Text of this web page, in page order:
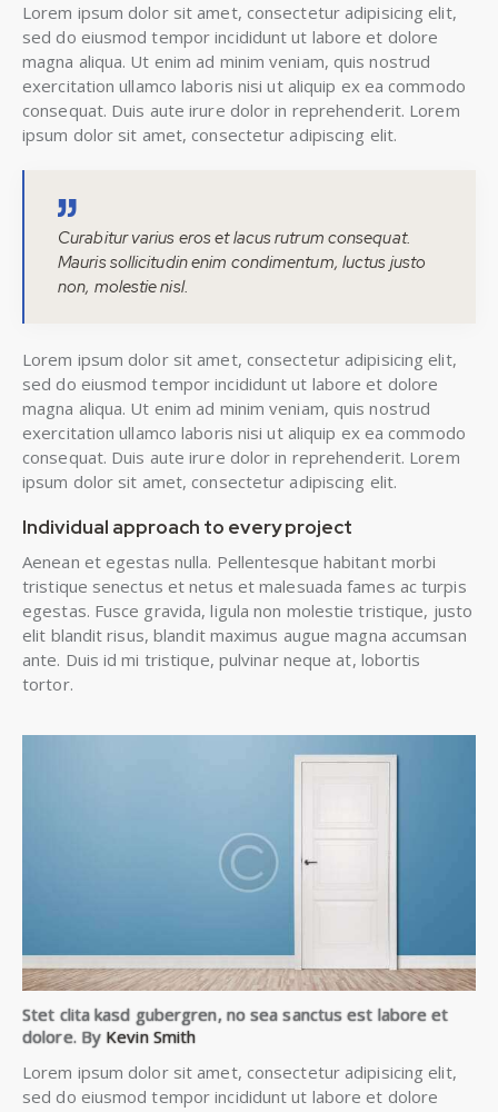
Lorem ipsum dolor sit amet, consectetur adipisicing elit,
sed do eiusmod tempor incididunt ut labore et dolore
magna aliqua. Ut enim ad minim veniam, quis nostrud
exercitation ullamco laboris nisi ut aliquip ex ea commodo
consequat. Duis aute irure dolor in reprehenderit. Lorem
ipsum dolor sit amet, consectetur adipiscing elit.
Curabitur varius eros et lacus rutrum consequat.
Mauris sollicitudin enim condimentum, luctus justo
non, molestie nisl.
Lorem ipsum dolor sit amet, consectetur adipisicing elit,
sed do eiusmod tempor incididunt ut labore et dolore
magna aliqua. Ut enim ad minim veniam, quis nostrud
exercitation ullamco laboris nisi ut aliquip ex ea commodo
consequat. Duis aute irure dolor in reprehenderit. Lorem
ipsum dolor sit amet, consectetur adipiscing elit.
Individual approach to every project
Aenean et egestas nulla. Pellentesque habitant morbi
tristique senectus et netus et malesuada fames ac turpis
egestas. Fusce gravida, ligula non molestie tristique, justo
elit blandit risus, blandit maximus augue magna accumsan
ante. Duis id mi tristique, pulvinar neque at, lobortis
tortor.
Stet clita kasd gubergren, no sea sanctus est labore et
dolore. By Kevin Smith
Lorem ipsum dolor sit amet, consectetur adipisicing elit,
sed do eiusmod tempor incididunt ut labore et dolore